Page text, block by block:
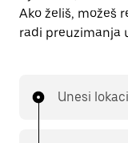
Ako želiš, možeš
radi preuzimanja
Unesi